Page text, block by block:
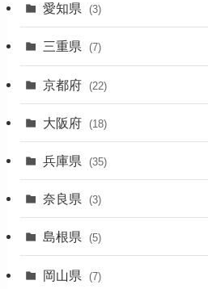
(11)
(4)
(4)
(17)
愛知県 (3)
三重県 (7)
京都府 (22)
大阪府 (18)
兵庫県 (35)
奈良県 (3)
島根県 (5)
岡山県 (7)